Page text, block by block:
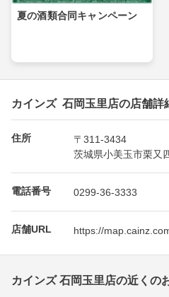
夏の酒類合同キャンペーン
カインズ 石岡玉里店の店舗詳
住所
〒311-3434
茨城県小美玉市栗又
電話番号 0299-36-3333
店舗URL https://
カインズ 石岡玉里店の近くの